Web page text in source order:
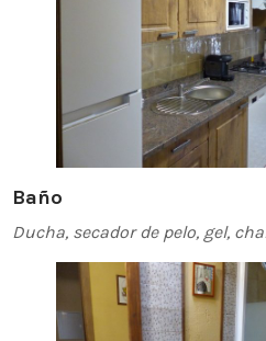
Baño
Ducha, secador de pelo, gel,